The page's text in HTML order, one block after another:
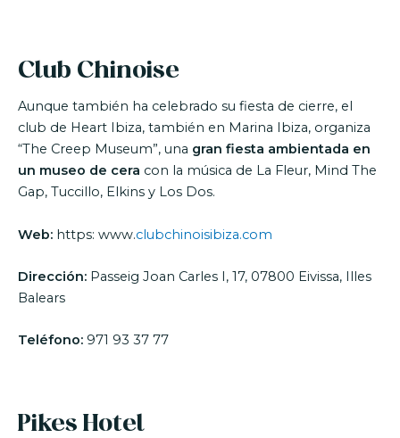
Club Chinoise
Aunque también ha celebrado su fiesta de cierre, el
club de Heart Ibiza, también en Marina Ibiza, organiza
“The Creep Museum”, una gran fiesta ambientada en
un museo de cera con la música de La Fleur, Mind The
Gap, Tuccillo, Elkins y Los Dos.
Web: https: www.clubchinoisibiza.com
Dirección: Passeig Joan Carles I, 17, 07800 Eivissa, Illes
Balears
Teléfono: 971 93 37 77
Pikes Hotel